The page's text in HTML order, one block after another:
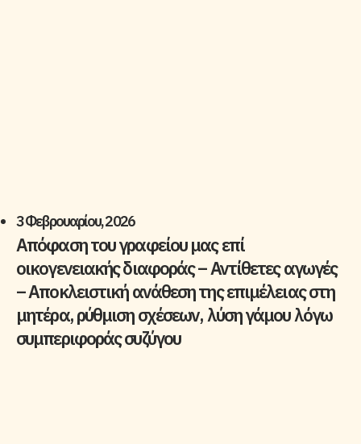
3 Φεβρουαρίου, 2026
Απόφαση του γραφείου μας επί
οικογενειακής διαφοράς – Αντίθετες αγωγές
– Αποκλειστική ανάθεση της επιμέλειας στη
μητέρα, ρύθμιση σχέσεων, λύση γάμου λόγω
συμπεριφοράς συζύγου